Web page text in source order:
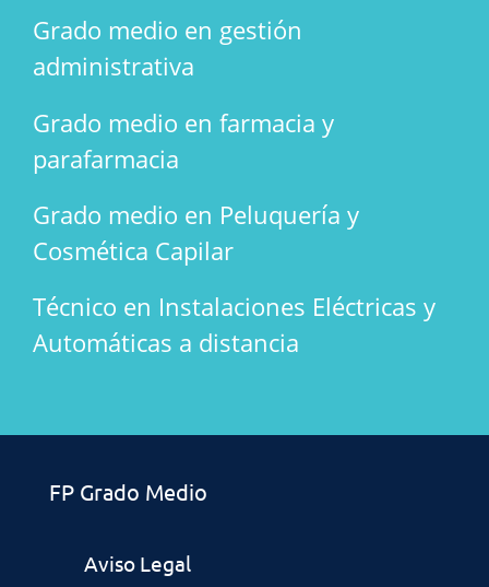
Grado medio en gestión
administrativa
Grado medio en farmacia y
parafarmacia
Grado medio en Peluquería y
Cosmética Capilar
Técnico en Instalaciones Eléctricas y
Automáticas a distancia
FP Grado Medio
Aviso Legal